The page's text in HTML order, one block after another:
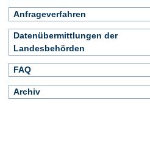
Anfrageverfahren
Datenübermittlungen der
Landesbehörden
FAQ
Archiv